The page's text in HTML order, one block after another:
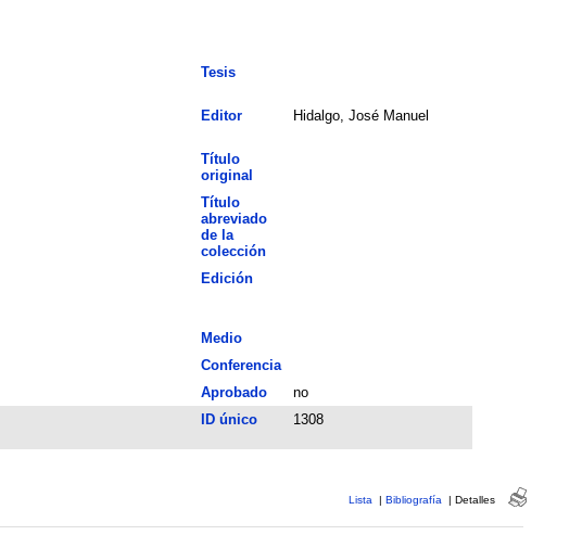
Tesis
Editor Hidalgo, José Manuel
Título
original
Título
abreviado
de la
colección
Edición
Medio
Conferencia
Aprobado
no
ID único 1308
Lista | Bibliografía | Detalles